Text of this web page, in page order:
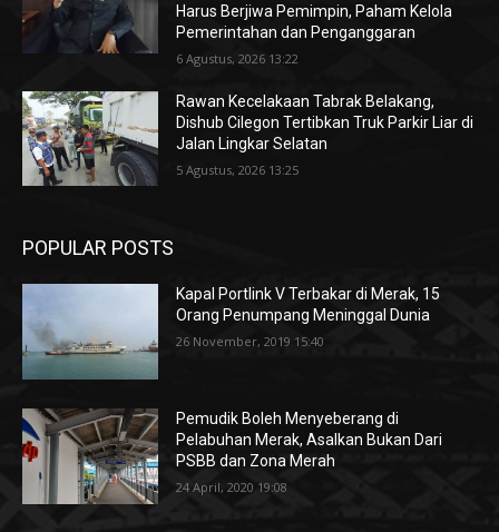
Harus Berjiwa Pemimpin, Paham Kelola
Pemerintahan dan Penganggaran
6 Agustus, 2026 13:22
Rawan Kecelakaan Tabrak Belakang,
Dishub Cilegon Tertibkan Truk Parkir Liar di
Jalan Lingkar Selatan
5 Agustus, 2026 13:25
POPULAR POSTS
Kapal Portlink V Terbakar di Merak, 15
Orang Penumpang Meninggal Dunia
26 November, 2019 15:40
Pemudik Boleh Menyeberang di
Pelabuhan Merak, Asalkan Bukan Dari
PSBB dan Zona Merah
24 April, 2020 19:08